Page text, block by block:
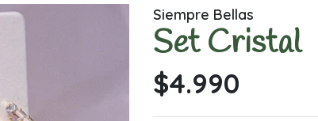
Siempre Bellas
Set Cristal
$4.990